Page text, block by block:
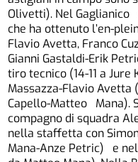
Olivetti). Nel Gaglianico
che ha ottenuto l’en-
Flavio Avetta, Franco
Gianni Gastaldi-Erik
tiro tecnico (14-11 a
Massazza-Flavio Avetta
Capello-Matteo Mana).
compagno di squadra
nella staffetta con
Mana-Anze Petric) e